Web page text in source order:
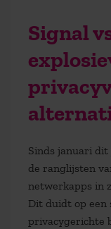
Signal
Sinds januari
de ranglijsten
netwerkapps in
Dit duidt op
privacygerichte